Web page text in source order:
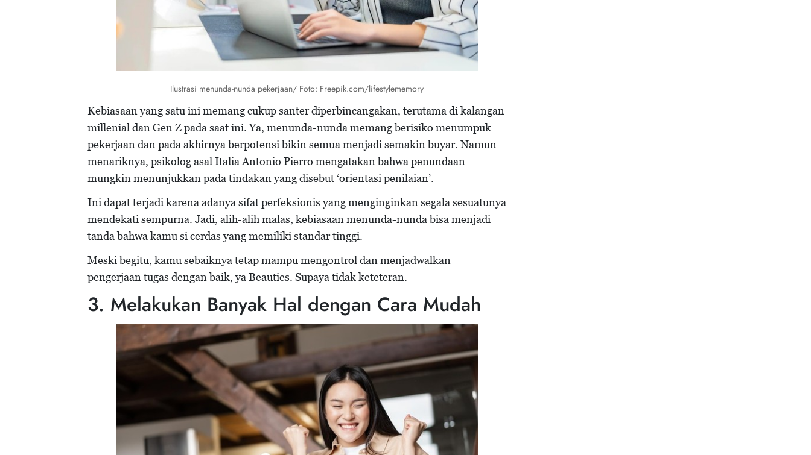
Ilustrasi menunda-nunda pekerjaan/ Foto: Freepik.com/lifestylememory
Kebiasaan yang satu ini memang cukup santer diperbincangakan, terutama di kalangan
millenial dan Gen Z pada saat ini. Ya, menunda-nunda memang berisiko menumpuk
pekerjaan dan pada akhirnya berpotensi bikin semua menjadi semakin buyar. Namun
menariknya, psikolog asal Italia Antonio Pierro mengatakan bahwa penundaan
mungkin menunjukkan pada tindakan yang disebut ‘orientasi penilaian’.
Ini dapat terjadi karena adanya sifat perfeksionis yang menginginkan segala sesuatunya
mendekati sempurna. Jadi, alih-alih malas, kebiasaan menunda-nunda bisa menjadi
tanda bahwa kamu si cerdas yang memiliki standar tinggi.
Meski begitu, kamu sebaiknya tetap mampu mengontrol dan menjadwalkan
pengerjaan tugas dengan baik, ya Beauties. Supaya tidak keteteran.
3. Melakukan Banyak Hal dengan Cara Mudah